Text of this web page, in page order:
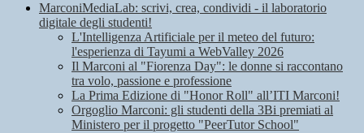
MarconiMediaLab: scrivi, crea, condividi - il laboratorio
digitale degli studenti!
L'Intelligenza Artificiale per il meteo del futuro:
l'esperienza di Tayumi a WebValley 2026
Il Marconi al "Fiorenza Day": le donne si raccontano
tra volo, passione e professione
La Prima Edizione di "Honor Roll" all’ITI Marconi!
Orgoglio Marconi: gli studenti della 3Bi premiati al
Ministero per il progetto "PeerTutor School"